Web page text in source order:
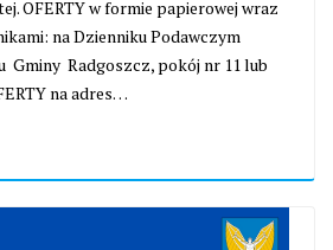
OFERTY w formie papierowej wraz
na Dzienniku Podawczym
Gminy Radgoszcz, pokój nr 11 lub
na adres…